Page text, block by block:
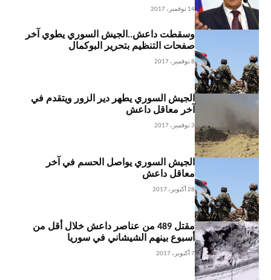
14 نوفمبر، 2017
وسقطت داعش..الجيش السوري يطوي آخر
صفحات التنظيم بتحرير البوكمال
8 نوفمبر، 2017
الجيش السوري يطهر دير الزور ويتقدم في
آخر معاقل داعش
3 نوفمبر، 2017
الجيش السوري يواصل الحسم في آخر
معاقل داعش
28 أكتوبر، 2017
مقتل 489 من عناصر داعش خلال أقل من
أسبوع بينهم الشيشاني في سوريا
7 أكتوبر، 2017